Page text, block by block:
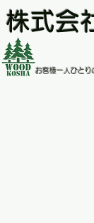
株式会
お客様一人ひとり